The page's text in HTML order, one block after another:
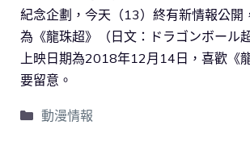
紀念企劃，今天（13）終有新情報公開
為《龍珠超》（日文：ドラゴンボール
上映日期為2018年12月14日，喜歡《
要留意。
動漫情報